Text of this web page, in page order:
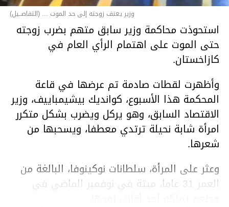
وزير يعنف زوجته إلى حد الموت ... (التفاصــيل)
استحوذت محاكمة وزير سابق متهم بضرب زوجته
حتى الموت على اهتمام الرأي العام في
كازاخستان.
وأظهرت لقطات صادمة تم عرضها في قاعة
المحكمة هذا الأسبوع، كوانديك بيشيمباييف، وزير
الاقتصاد السابق، وهو يركل ويضرب بشكل متكرر
امرأة شابة نحيلة ترتدي معطفا، ويسحبها من
شعرها.
وعثر على المرأة، سلطانات نوكينوفا، البالغة من
العمر 31 عاما، ميتة في نوفمبر الماضي في